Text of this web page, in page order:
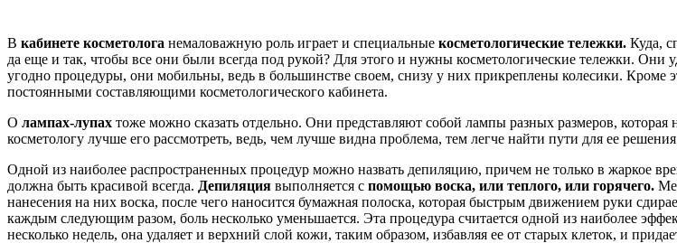
В кабинете косметолога немаловажную роль играет и специальные косметологические тележки. Куда,
да еще и так, чтобы все они были всегда под рукой? Для этого и нужны косметологические тележки. Они
угодно процедуры, они мобильны, ведь в большинстве своем, снизу у них прикреплены колесики. Кроме
постоянными составляющими косметологического кабинета.
О лампах-лупах тоже можно сказать отдельно. Они представляют собой лампы разных размеров,
косметологу лучше его рассмотреть, ведь, чем лучше видна проблема, тем легче найти пути для ее
Одной из наиболее распространенных процедур можно назвать депиляцию, причем не только в жаркое
должна быть красивой всегда. Депиляция выполняется с помощью воска, или теплого, или горячего.
нанесения на них воска, после чего наносится бумажная полоска, которая быстрым движением руки
каждым следующим разом, боль несколько уменьшается. Эта процедура считается одной из наиболее
несколько недель, она удаляет и верхний слой кожи, таким образом, избавляя ее от старых клеток, и